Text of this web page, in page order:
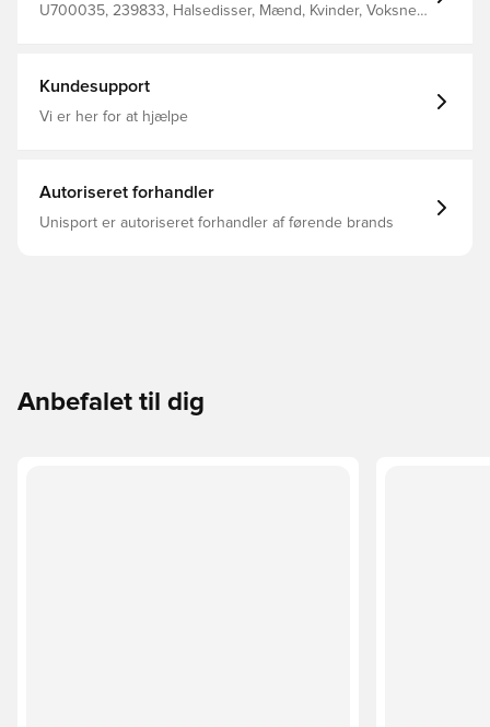
U700035, 239833, Halsedisser, Mænd, Kvinder, Voksne,
Kundesupport
Vi er her for at hjælpe
Autoriseret forhandler
Unisport er autoriseret forhandler af førende brands
Anbefalet til dig